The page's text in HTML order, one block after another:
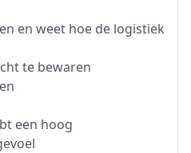
en weet hoe de logistiek
te bewaren
een hoog